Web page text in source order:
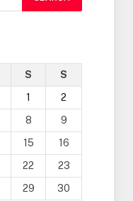
S
S
1
2
8
9
15
16
22
23
29
30